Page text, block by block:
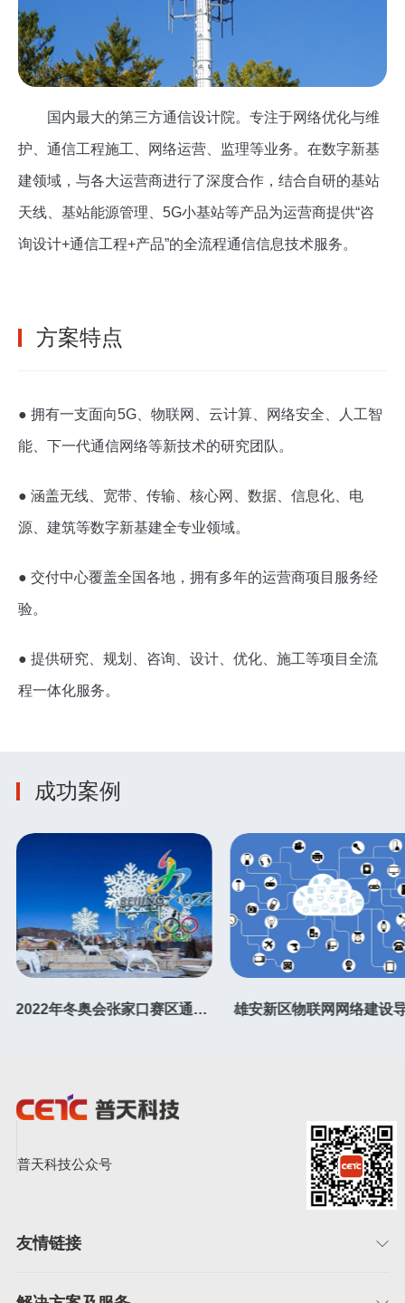
国内最大的第三方通信设计院。专注于网络优化与维
护、通信工程施工、网络运营、监理等业务。在数字新基
建领域，与各大运营商进行了深度合作，结合自研的基站
天线、基站能源管理、5G小基站等产品为运营商提供“咨
询设计+通信工程+产品”的全流程通信信息技术服务。
方案特点
● 拥有一支面向5G、物联网、云计算、网络安全、人工智
能、下一代通信网络等新技术的研究团队。
● 涵盖无线、宽带、传输、核心网、数据、信息化、电
源、建筑等数字新基建全专业领域。
● 交付中心覆盖全国各地，拥有多年的运营商项目服务经
验。
● 提供研究、规划、咨询、设计、优化、施工等项目全流
程一体化服务。
成功案例
2022年冬奥会张家口赛区通信基础设施专项规划 雄安新区物联网网络建设
普天科技公众号
友情链接